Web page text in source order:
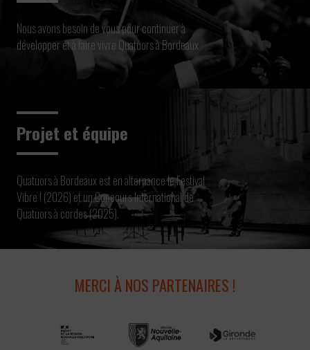
Nous avons besoin de vous pour continuer à
développer et à faire vivre Quatuors à Bordeaux
Projet et équipe
Quatuors à Bordeaux est en alternance le Festival
Vibre ! (2026) et un Concours International de
Quatuors à cordes (2025).
MERCI À NOS PARTENAIRES !